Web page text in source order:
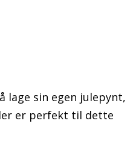
lage sin egen julepynt,
er perfekt til dette